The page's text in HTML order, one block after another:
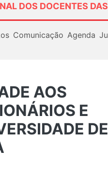
DOS DOCENTES
Comunicação Agenda
AOS
E
DE